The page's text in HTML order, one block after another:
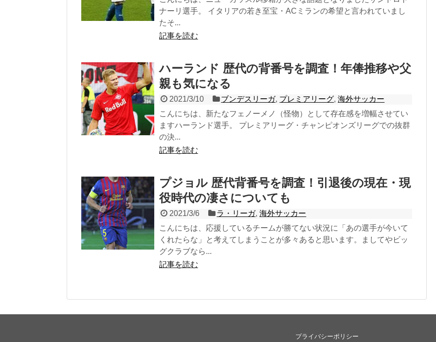
ナーリ選手。 イタリアの若き至宝・ACミランの希望と言われていまし
たそ...
記事を読む
ハーランド 歴代の背番号を調査！年俸推移や父
親も気になる
2021/3/10 ブンデスリーガ, プレミアリーグ,海外サッカー
こんにちは、新たなフェノーメノ（怪物）として存在感を増幅させてい
ますハーランド選手。 プレミアリーグ・チャンピオンズリーグでの抜群
の決...
記事を読む
プジョル 歴代背番号を調査！引退後の現在・現
役時代の凄さについても
2021/3/6 ラ・リーガ,海外サッカー
こんにちは、応援しているチームが勝てない状況に「あの選手が今いて
くれたらな」と考えてしまうことが多々あると思います。ましてやビッ
グクラブなら...
記事を読む
プライバシーポリシー